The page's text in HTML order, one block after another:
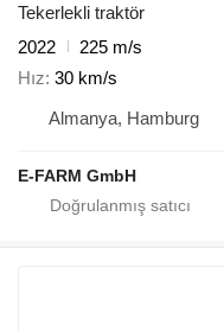
Tekerlekli traktör
2022
225 m/s
Hız 30 km/s
Almanya, Hamburg
E-FARM GmbH